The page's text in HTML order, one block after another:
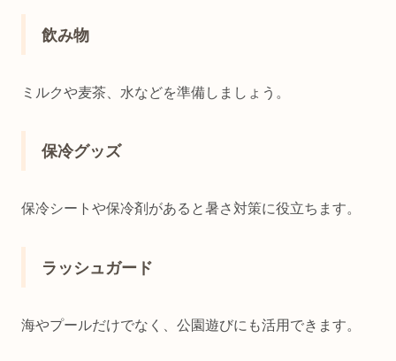
飲み物
ミルクや麦茶、水などを準備しましょう。
保冷グッズ
保冷シートや保冷剤があると暑さ対策に役立ちます。
ラッシュガード
海やプールだけでなく、公園遊びにも活用できます。